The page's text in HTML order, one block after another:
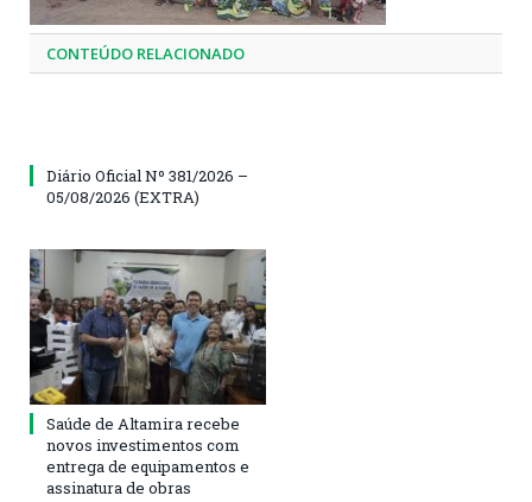
CONTEÚDO RELACIONADO
Diário Oficial Nº 381/2026 –
05/08/2026 (EXTRA)
Saúde de Altamira recebe
novos investimentos com
entrega de equipamentos e
assinatura de obras